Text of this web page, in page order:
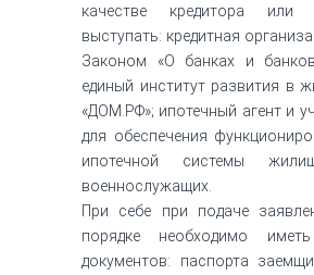
качестве кредитора или
выступать: кредитная
Законом «О банках и
единый институт развития в
«ДОМ.РФ»; ипотечный агент и
для обеспечения
ипотечной системы
военнослужащих.
При себе при подаче
порядке необходимо
документов: паспорта